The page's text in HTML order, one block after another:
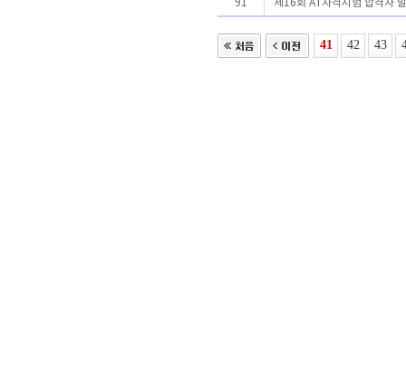
91 제16회 AT자격시험 합격자
41 42 43